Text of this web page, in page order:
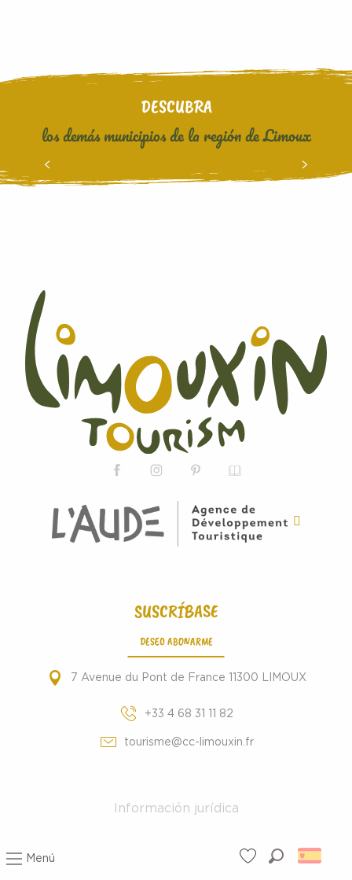
Menú
DESCUBRA
los demás municipios de la región de Limoux
SUSCRÍBASE
DESEO ABONARME
7 Avenue du Pont de France 11300 LIMOUX
+33 4 68 31 11 82
tourisme@cc-limouxin.fr
Información jurídica